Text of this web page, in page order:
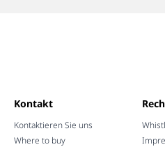
Kontakt
Kontaktieren Sie uns
Where to buy